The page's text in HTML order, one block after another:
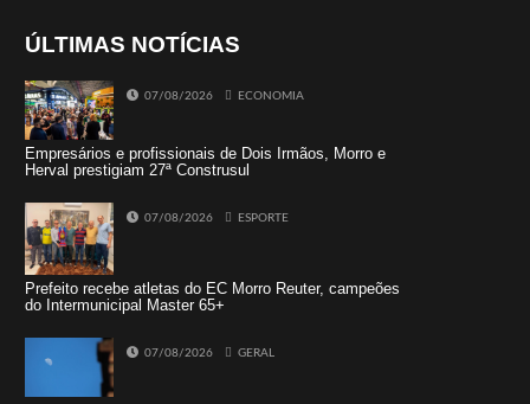
ÚLTIMAS NOTÍCIAS
07/08/2026 ECONOMIA
Empresários e profissionais de Dois Irmãos, Morro e
Herval prestigiam 27ª Construsul
07/08/2026 ESPORTE
Prefeito recebe atletas do EC Morro Reuter, campeões
do Intermunicipal Master 65+
07/08/2026 GERAL